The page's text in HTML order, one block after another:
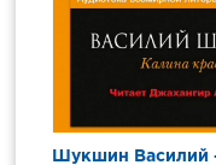
Шукшин Василий